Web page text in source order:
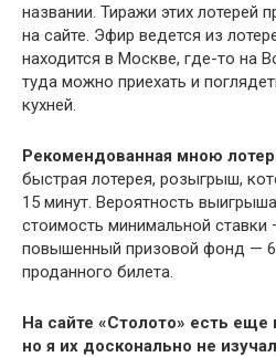
названии. Тиражи этих лотерей
на сайте. Эфир ведется из
находится в Москве, где-то на
туда можно приехать и
кухней.
Рекомендованная мною
быстрая лотерея, розыгрыш,
15 минут. Вероятность
стоимость минимальной ставки
повышенный призовой фонд —
проданного билета.
На сайте «Столото» есть еще
но я их досконально не